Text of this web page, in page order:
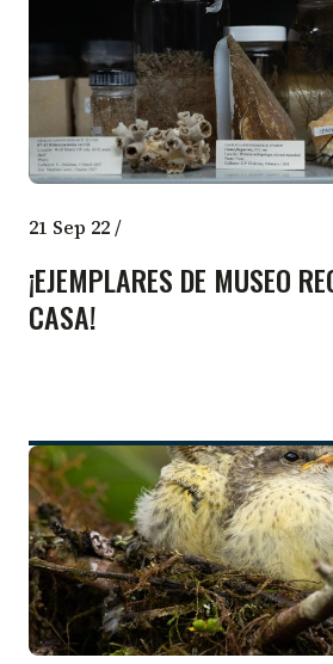
21 Sep 22/
¡EJEMPLARES DE MUSEO
CASA!